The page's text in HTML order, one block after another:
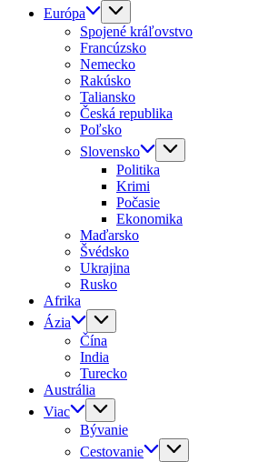
Európa
Spojené kráľovstvo
Francúzsko
Nemecko
Rakúsko
Taliansko
Česká republika
Poľsko
Slovensko
Politika
Krimi
Počasie
Ekonomika
Maďarsko
Švédsko
Ukrajina
Rusko
Afrika
Ázia
Čína
India
Turecko
Austrália
Viac
Bývanie
Cestovanie